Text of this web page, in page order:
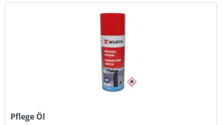
Pflege Öl